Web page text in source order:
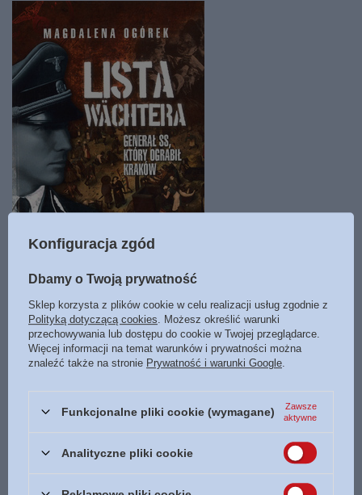
oprawa miękka
59,90 zł
M1 Księgarnia Bogulandia
Zamówienia
Konfiguracja zgód
Dbamy o Twoją prywatność
Sklep korzysta z plików cookie w celu realizacji usług zgodnie z
Polityką dotyczącą cookies . Możesz określić warunki
przechowywania lub dostępu do cookie w Twojej przeglądarce.
Więcej informacji na temat warunków i prywatności można
znaleźć także na stronie Prywatność i warunki Google
Funkcjonalne pliki cookie (wymagane)
Zawsze
aktywne
Analityczne pliki cookie